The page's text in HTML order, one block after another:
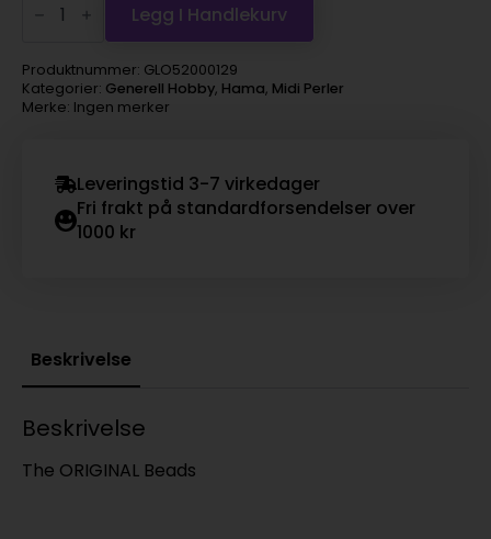
super
–
29
Mørk
rosa
Legg I Handlekurv
Produktnummer: GLO52000129
Kategorier: Generell Hobby, Hama, Midi Perler
Merke: Ingen merker
Leveringstid 3-7 virkedager
Fri frakt på standardforsendelser over
1000 kr
Beskrivelse
Beskrivelse
The ORIGINAL Beads